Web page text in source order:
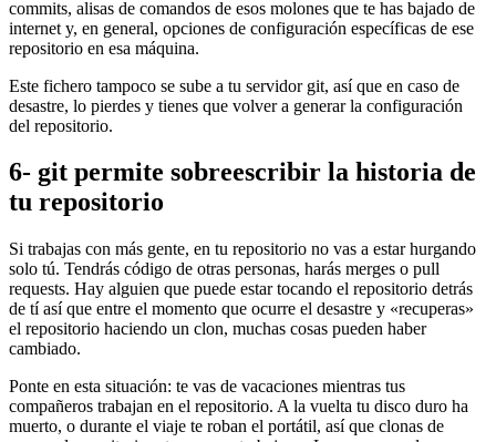
commits, alisas de comandos de esos molones que te has bajado de
internet y, en general, opciones de configuración específicas de ese
repositorio en esa máquina.
Este fichero tampoco se sube a tu servidor git, así que en caso de
desastre, lo pierdes y tienes que volver a generar la configuración
del repositorio.
6- git permite sobreescribir la historia de
tu repositorio
Si trabajas con más gente, en tu repositorio no vas a estar hurgando
solo tú. Tendrás código de otras personas, harás merges o pull
requests. Hay alguien que puede estar tocando el repositorio detrás
de tí así que entre el momento que ocurre el desastre y «recuperas»
el repositorio haciendo un clon, muchas cosas pueden haber
cambiado.
Ponte en esta situación: te vas de vacaciones mientras tus
compañeros trabajan en el repositorio. A la vuelta tu disco duro ha
muerto, o durante el viaje te roban el portátil, así que clonas de